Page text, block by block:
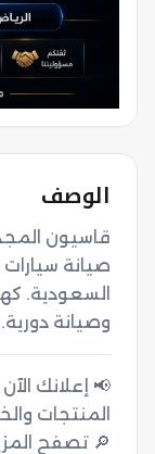
الوصف
وصيانة دورية.
📢 إعلانك
🔎 تصفح